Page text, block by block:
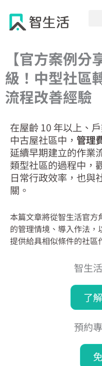
【官方案例
級！中型社區
流程改善經驗
在屋齡 10 年以上、
中古屋社區中， 管理
延續早期建立的作業
類型社區的過程中，
日常行政效率，也與
關。
本篇文章將從智生活官
的管理情境、導入作法，
提供給具相似條件的社區
智生
了
預約